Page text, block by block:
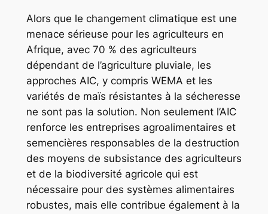
Alors que le changement climatique est une
menace sérieuse pour les agriculteurs en
Afrique, avec 70 % des agriculteurs
dépendant de l’agriculture pluviale, les
approches AIC, y compris WEMA et les
variétés de maïs résistantes à la sécheresse
ne sont pas la solution. Non seulement l’AIC
renforce les entreprises agroalimentaires et
semencières responsables de la destruction
des moyens de subsistance des agriculteurs
et de la biodiversité agricole qui est
nécessaire pour des systèmes alimentaires
robustes, mais elle contribue également à la